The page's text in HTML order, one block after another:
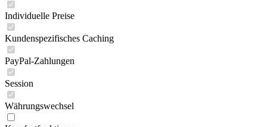
Individuelle Preise
Kundenspezifisches Caching
PayPal-Zahlungen
Session
Währungswechsel